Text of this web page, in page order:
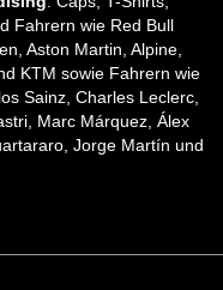
Fahrern wie Red Bull
Aston Martin, Alpine,
KTM sowie Fahrern wie
Sainz, Charles Leclerc,
Marc Márquez, Álex
Jorge Martín und